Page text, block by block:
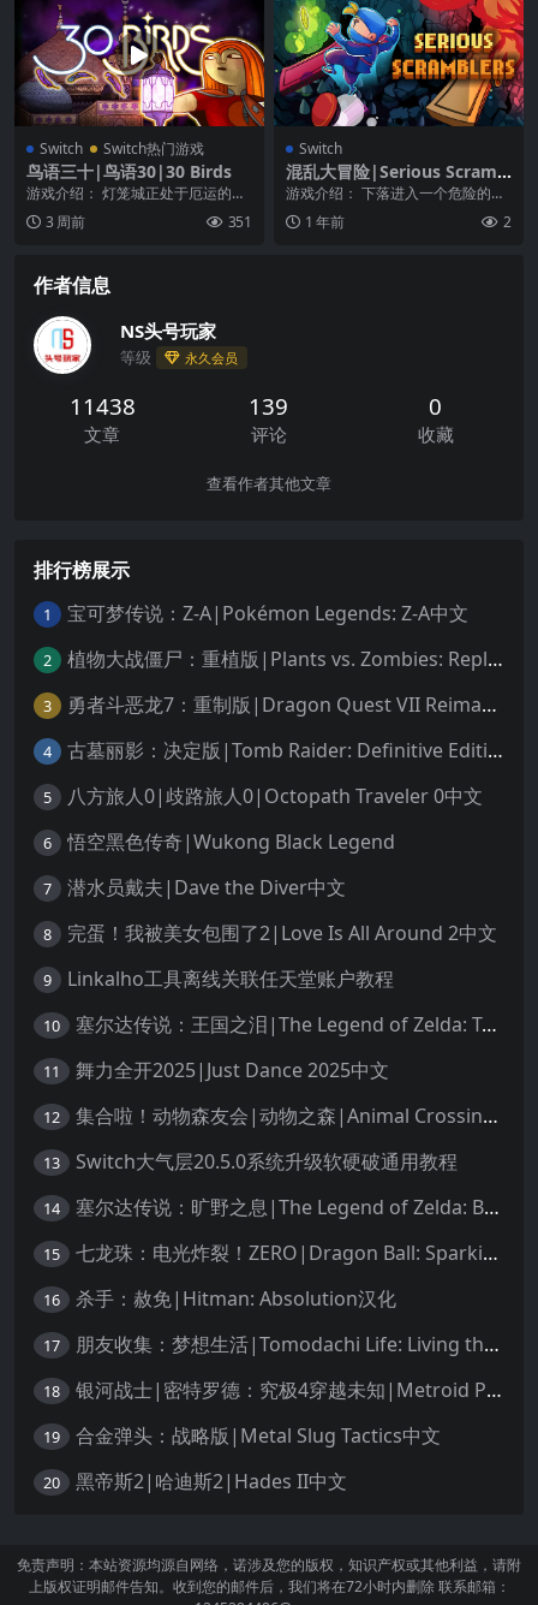
Switch Switch热门游戏
鸟语三十|鸟语30|30 Birds
游戏介绍： 灯笼城正处于厄运的边
缘——女神西穆尔被邪恶的科学家
绑架了！ 《鸟语三...
3 周前 351
Switch
混乱大冒险|Serious Scramb
lers中文
游戏介绍： 下落进入一个危险的
洞，并打败潜伏在深处的超级怪
物！ 出现了一个看似无...
1 年前 2
作者信息
NS头号玩家
等级 永久会员
11438
文章
139
评论
0
收藏
查看作者其他文章
排行榜展示
1 宝可梦传说：Z-A|Pokémon Legends: Z-A中文
2 植物大战僵尸：重植版|Plants vs. Zombies: Replanted中文
3 勇者斗恶龙7：重制版|Dragon Quest VII Reimagined中文
4 古墓丽影：决定版|Tomb Raider: Definitive Edition中文
5 八方旅人0|歧路旅人0|Octopath Traveler 0中文
6 悟空黑色传奇|Wukong Black Legend
7 潜水员戴夫|Dave the Diver中文
8 完蛋！我被美女包围了2|Love Is All Around 2中文
9 Linkalho工具离线关联任天堂账户教程
10 塞尔达传说：王国之泪|The Legend of Zelda: Tears of the Kingdom中文
11 舞力全开2025|Just Dance 2025中文
12 集合啦！动物森友会|动物之森|Animal Crossing: New Horizons中文
13 Switch大气层20.5.0系统升级软硬破通用教程
14 塞尔达传说：旷野之息|The Legend of Zelda: Breath of the Wild中文
15 七龙珠：电光炸裂！ZERO|Dragon Ball: Sparking! Zero中文
16 杀手：赦免|Hitman: Absolution汉化
17 朋友收集：梦想生活|Tomodachi Life: Living the Dream中文
18 银河战士|密特罗德：究极4穿越未知|Metroid Prime 4: Beyond中文
19 合金弹头：战略版|Metal Slug Tactics中文
20 黑帝斯2|哈迪斯2|Hades II中文
免责声明：本站资源均源自网络，诺涉及您的版权，知识产权或其他利益，请附
上版权证明邮件告知。收到您的邮件后，我们将在72小时内删除 联系邮箱：